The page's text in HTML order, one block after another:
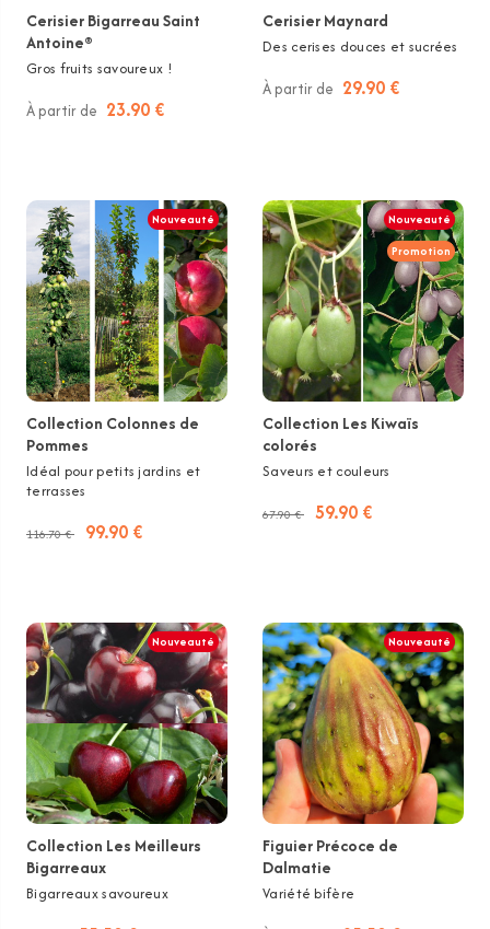
Cerisier Bigarreau Saint
Antoine®
Gros fruits savoureux !
À partir de 23.90 €
Cerisier Maynard
Des cerises douces et sucrées
À partir de 29.90 €
Nouveauté
Collection Colonnes de
Pommes
Idéal pour petits jardins et
terrasses
116.70 € 99.90 €
Nouveauté
Promotion
Collection Les Kiwaïs
colorés
Saveurs et couleurs
67.90 € 59.90 €
Nouveauté
Collection Les Meilleurs
Bigarreaux
Bigarreaux savoureux
Nouveauté
Figuier Précoce de
Dalmatie
Variété bifère